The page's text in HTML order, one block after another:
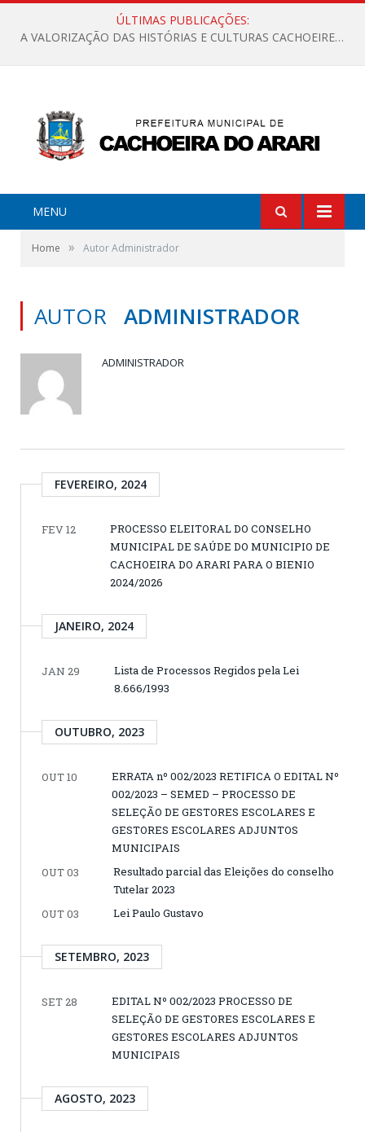
ÚLTIMAS PUBLICAÇÕES:
A VALORIZAÇÃO DAS HISTÓRIAS E CULTURAS CACHOEIRENSES
MENU
Home » Autor Administrador
AUTOR ADMINISTRADOR
ADMINISTRADOR
FEVEREIRO, 2024
FEV 12
PROCESSO ELEITORAL DO CONSELHO
MUNICIPAL DE SAÚDE DO MUNICIPIO DE
CACHOEIRA DO ARARI PARA O BIENIO
2024/2026
JANEIRO, 2024
JAN 29
Lista de Processos Regidos pela Lei
8.666/1993
OUTUBRO, 2023
OUT 10
ERRATA nº 002/2023 RETIFICA O EDITAL Nº
002/2023 – SEMED – PROCESSO DE
SELEÇÃO DE GESTORES ESCOLARES E
GESTORES ESCOLARES ADJUNTOS
MUNICIPAIS
OUT 03
Resultado parcial das Eleições do conselho
Tutelar 2023
OUT 03
Lei Paulo Gustavo
SETEMBRO, 2023
SET 28
EDITAL Nº 002/2023 PROCESSO DE
SELEÇÃO DE GESTORES ESCOLARES E
GESTORES ESCOLARES ADJUNTOS
MUNICIPAIS
AGOSTO, 2023